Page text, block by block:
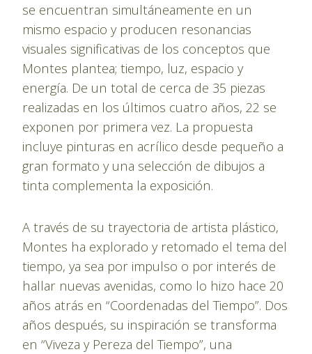
se encuentran simultáneamente en un
mismo espacio y producen resonancias
visuales significativas de los conceptos que
Montes plantea; tiempo, luz, espacio y
energía. De un total de cerca de 35 piezas
realizadas en los últimos cuatro años, 22 se
exponen por primera vez. La propuesta
incluye pinturas en acrílico desde pequeño a
gran formato y una selección de dibujos a
tinta complementa la exposición.
A través de su trayectoria de artista plástico,
Montes ha explorado y retomado el tema del
tiempo, ya sea por impulso o por interés de
hallar nuevas avenidas, como lo hizo hace 20
años atrás en “Coordenadas del Tiempo”. Dos
años después, su inspiración se transforma
en “Viveza y Pereza del Tiempo”, una